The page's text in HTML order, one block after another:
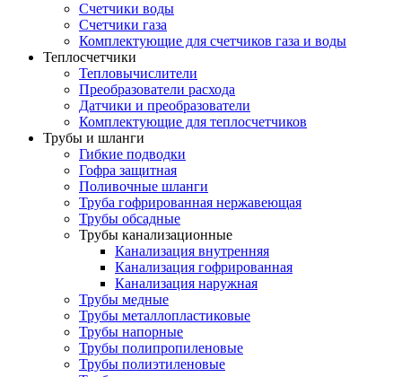
Счетчики воды
Счетчики газа
Комплектующие для счетчиков газа и воды
Теплосчетчики
Тепловычислители
Преобразователи расхода
Датчики и преобразователи
Комплектующие для теплосчетчиков
Трубы и шланги
Гибкие подводки
Гофра защитная
Поливочные шланги
Труба гофрированная нержавеющая
Трубы обсадные
Трубы канализационные
Канализация внутренняя
Канализация гофрированная
Канализация наружная
Трубы медные
Трубы металлопластиковые
Трубы напорные
Трубы полипропиленовые
Трубы полиэтиленовые